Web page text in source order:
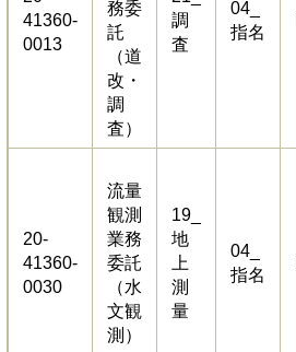
41360-
0013
務委
託
（道
改・
調
査）
調
査
04_
指名
20-
41360-
0030
流量
観測
業務
委託
（水
文観
測）
19_
地
上
測
量
04_
指名